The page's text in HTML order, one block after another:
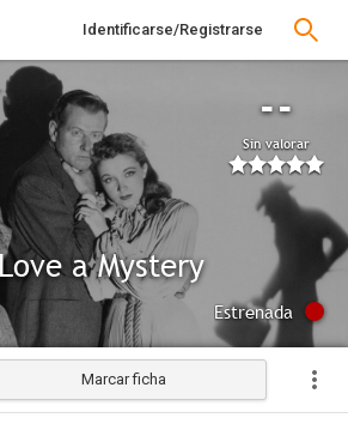
Identificarse/Registrarse
--
Sin valorar
a Mystery
Estrenada
Marcar ficha